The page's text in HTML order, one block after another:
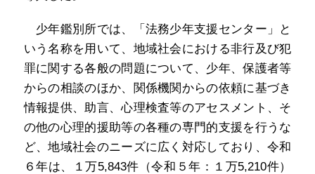
少年鑑別所では、「法務少年支援センター」と
いう名称を用いて、地域社会における非行及び犯
罪に関する各般の問題について、少年、保護者等
からの相談のほか、関係機関からの依頼に基づき
情報提供、助言、心理検査等のアセスメント、そ
の他の心理的援助等の各種の専門的支援を行うな
ど、地域社会のニーズに広く対応しており、令和
６年は、１万5,843件（令和５年：１万5,210件）